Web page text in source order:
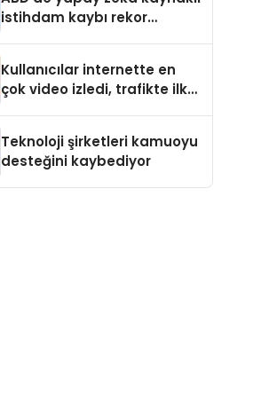
istihdam kaybı rekor
Kullanıcılar internette en
çok video izledi, trafikte ilk
Teknoloji şirketleri kamuoyu
desteğini kaybediyor